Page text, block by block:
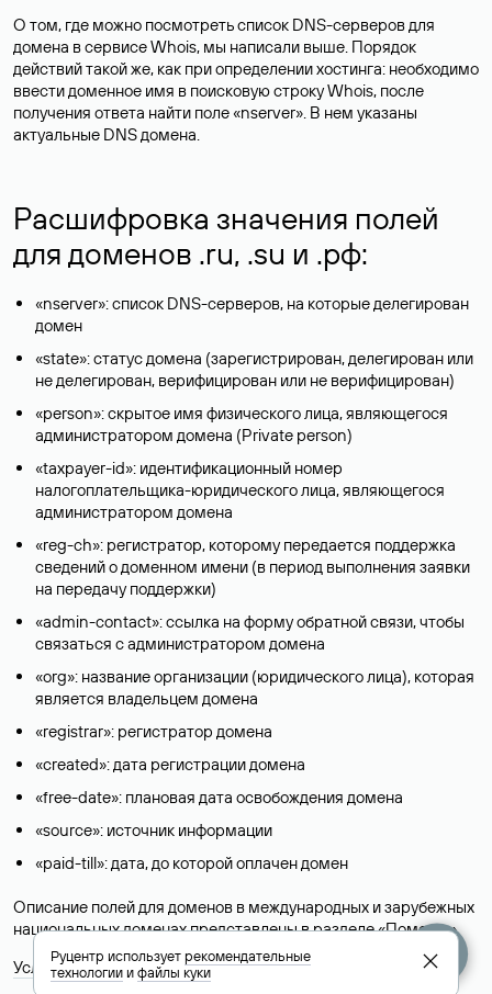
О том, где можно посмотреть список DNS-серверов для
домена в сервисе Whois, мы написали выше. Порядок
действий такой же, как при определении хостинга: необходимо
ввести доменное имя в поисковую строку Whois, после
получения ответа найти поле «nserver». В нем указаны
актуальные DNS домена.
Расшифровка значения полей
для доменов .ru, .su и .рф:
«nserver»: список DNS-серверов, на которые делегирован
домен
«state»: статус домена (зарегистрирован, делегирован или
не делегирован, верифицирован или не верифицирован)
«person»: скрытое имя физического лица, являющегося
администратором домена (Privatе person)
«taxpayer-id»: идентификационный номер
налогоплательщика-юридического лица, являющегося
администратором домена
«reg-ch»: регистратор, которому передается поддержка
сведений о доменном имени (в период выполнения заявки
на передачу поддержки)
«admin-contact»: ссылка на форму обратной связи, чтобы
связаться с администратором домена
«org»: название организации (юридического лица), которая
является владельцем домена
«registrar»: регистратор домена
«created»: дата регистрации домена
«free-date»: плановая дата освобождения домена
«source»: источник информации
«paid-till»: дата, до которой оплачен домен
Описание полей для доменов в международных и зарубежных
национальных доменах представлены в разделе «Помощь».
Условия использования Whois-сервиса
Руцентр используетрекомендательные
технологииифайлы куки